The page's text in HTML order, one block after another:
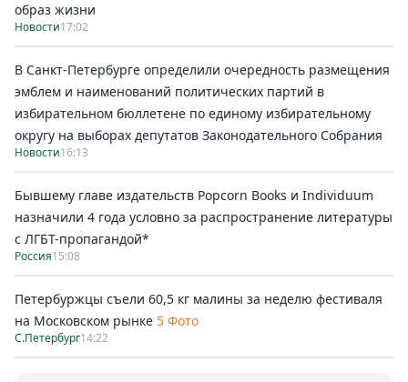
образ жизни
Новости17:02
В Санкт-Петербурге определили очередность размещения
эмблем и наименований политических партий в
избирательном бюллетене по единому избирательному
округу на выборах депутатов Законодательного Собрания
Новости16:13
Бывшему главе издательств Popcorn Books и Individuum
назначили 4 года условно за распространение литературы
с ЛГБТ-пропагандой*
Россия15:08
Петербуржцы съели 60,5 кг малины за неделю фестиваля
на Московском рынке 5 Фото
С.Петербург14:22